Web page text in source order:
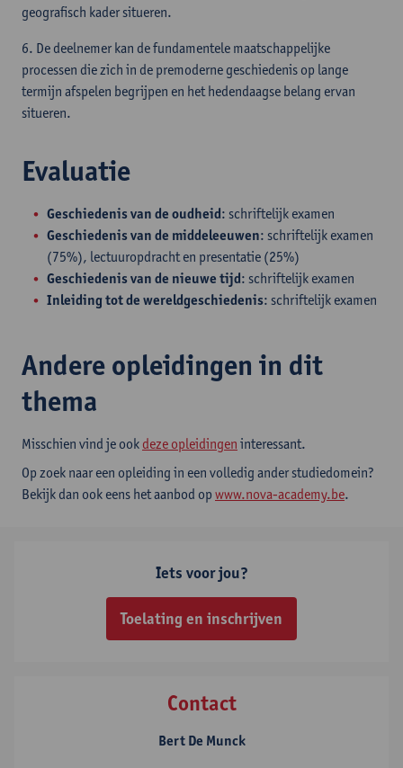
geografisch kader situeren.
6. De deelnemer kan de fundamentele maatschappelijke
processen die zich in de premoderne geschiedenis op lange
termijn afspelen begrijpen en het hedendaagse belang ervan
situeren.
Evaluatie
Geschiedenis van de oudheid: schriftelijk examen
Geschiedenis van de middeleeuwen: schriftelijk examen
(75%), lectuuropdracht en presentatie (25%)
Geschiedenis van de nieuwe tijd: schriftelijk examen
Inleiding tot de wereldgeschiedenis: schriftelijk examen
Andere opleidingen in dit
thema
Misschien vind je ook deze opleidingen interessant.
Op zoek naar een opleiding in een volledig ander studiedomein?
Bekijk dan ook eens het aanbod op www.nova-academy.be.
Iets voor jou?
Toelating en inschrijven
Contact
Bert De Munck